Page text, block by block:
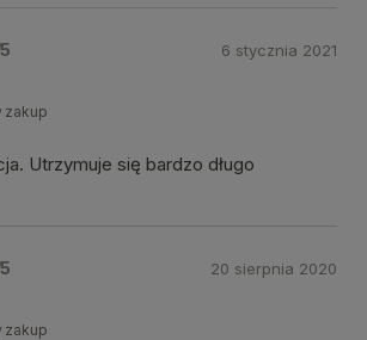
zakup
Utrzymuje się bardzo długo
6 stycznia 2021
zakup
20 sierpnia 2020